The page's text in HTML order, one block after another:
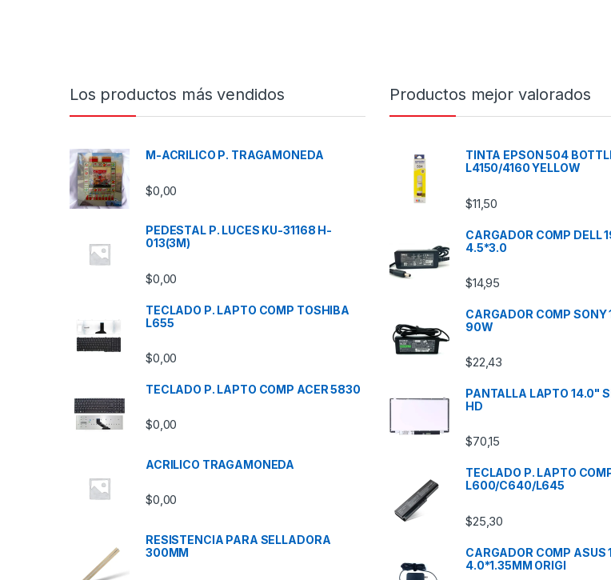
Los productos más vendidos
M-ACRILICO P. TRAGAMONEDA
$0,00
PEDESTAL P. LUCES KU-31168 H-
013(3M)
$0,00
TECLADO P. LAPTO COMP TOSHIBA
L655
$0,00
TECLADO P. LAPTO COMP ACER 5830
$0,00
ACRILICO TRAGAMONEDA
$0,00
RESISTENCIA PARA SELLADORA
300MM
Productos mejor valorados
TINTA EPSON 504
L4150/4160 YELLOW
$11,50
CARGADOR COMP DELL
4.5*3.0
$14,95
CARGADOR COMP SONY
90W
$22,43
PANTALLA LAPTO 14.0"
HD
$70,15
TECLADO P. LAPTO
L600/C640/L645
$25,30
CARGADOR COMP ASUS
4.0*1.35MM ORIGI